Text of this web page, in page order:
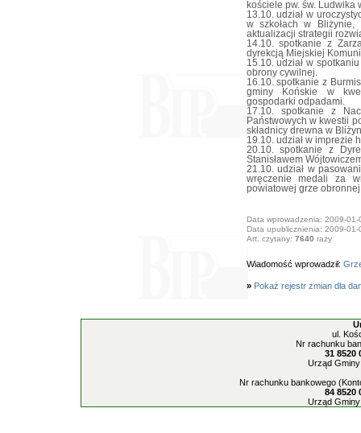
kościele pw. św. Ludwika
13.10. udział w
w szkołach w Bliżynie,
aktualizacji strategii
14.10. spotkanie z
dyrekcją Miejskiej
15.10. udział w
obrony cywilnej.
16.10. spotkanie z
gminy Końskie w
gospodarki odpadami.
17.10. spotkanie z
Państwowych w kwestii
składnicy drewna w
19.10. udział w imprezie
20.10. spotkanie z
Stanisławem
21.10. udział w
wręczenie medali za
powiatowej grze
Data wprowadzenia: 2009-01-
Data upublicznienia: 2009-01-
Art. czytany: 7640 razy
Wiadomość wprowadził:
» Pokaż rejestr zmian dla
ul.
Nr rachunku
31 8520
Urząd
Nr rachunku bankowego
84 8520
Urząd